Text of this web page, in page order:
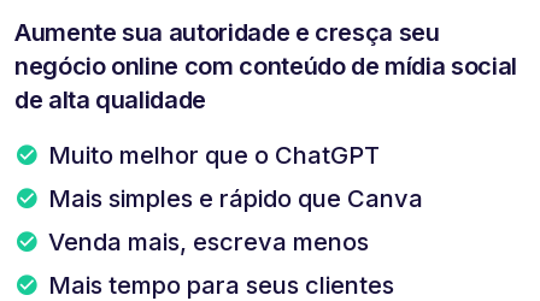
Aumente sua autoridade e cresça seu
negócio online com conteúdo de mídia social
de alta qualidade
Muito melhor que o ChatGPT
Mais simples e rápido que Canva
Venda mais, escreva menos
Mais tempo para seus clientes